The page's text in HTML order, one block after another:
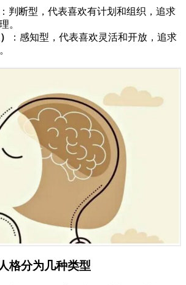
：判断型，代表喜欢有计划和组织，追求
。
：感知型，代表喜欢灵活和开放，追求
格分为几种类型